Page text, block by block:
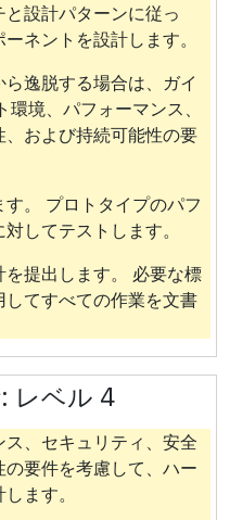
設計パターンに従っ
ネントを設計します。
逸脱する場合は、ガイ
境、パフォーマンス、
および持続可能性の要
。 プロトタイプのパフ
してテストします。
提出します。 必要な標
てすべての作業を文書
レベル 4
、セキュリティ、安全
要件を考慮して、ハー
ます。